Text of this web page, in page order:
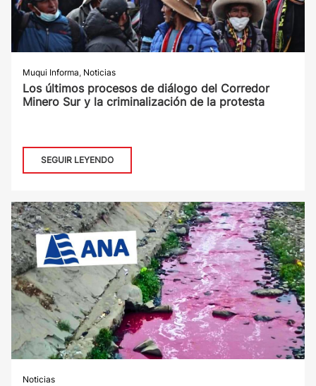
Muqui Informa, Noticias
Los últimos procesos de diálogo del Corredor
Minero Sur y la criminalización de la protesta
SEGUIR LEYENDO
Noticias